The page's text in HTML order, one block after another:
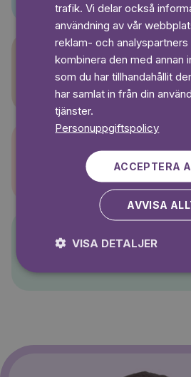
Sagasagor
Super-Charlie
Pelle Svanslös
trafik. Vi delar också
användning av vår
reklam- och analyspartners
kombinera den med annan
som du har tillhandahållit
har samlat in från din
tjänster.
Personuppgiftspolicy
ACCEPTERA
AVVISA
VISA DETALJER